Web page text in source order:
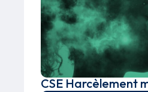
CSE Harcèlement